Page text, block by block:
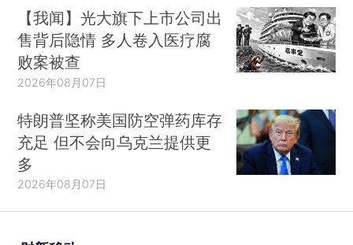
【我闻】光大旗下上市公司出
售背后隐情 多人卷入医疗腐
败案被查
2026年08月07日
特朗普坚称美国防空弹药库存
充足 但不会向乌克兰提供更
多
2026年08月07日